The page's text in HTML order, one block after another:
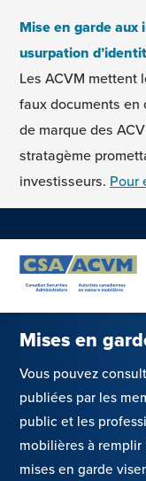
Mise en garde aux
usurpation
Les ACVM mettent
faux documents en
de marque des
stratagème
investisseurs. Pour
Mises en
Vous pouvez
publiées par les
public et les
mobilières à
mises en garde